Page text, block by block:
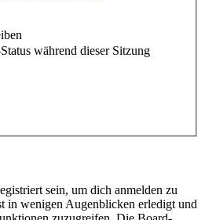
während dieser Sitzung
sein, um dich anmelden zu
in wenigen Augenblicken erledigt und